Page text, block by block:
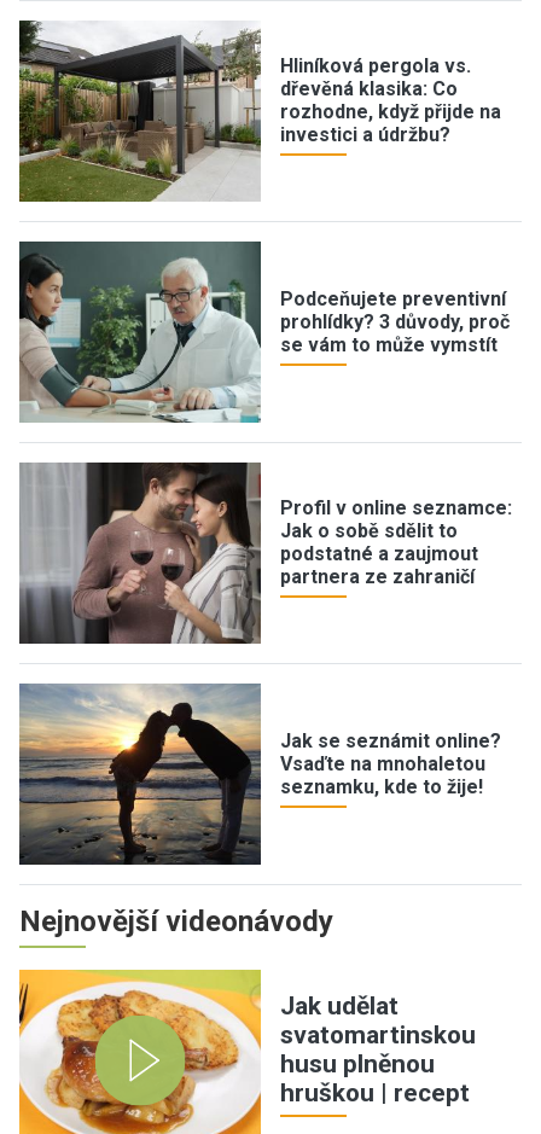
Hliníková pergola vs.
dřevěná klasika: Co
rozhodne, když přijde na
investici a údržbu?
Podceňujete preventivní
prohlídky? 3 důvody, proč
se vám to může vymstít
Profil v online seznamce:
Jak o sobě sdělit to
podstatné a zaujmout
partnera ze zahraničí
Jak se seznámit online?
Vsaďte na mnohaletou
seznamku, kde to žije!
Nejnovější videonávody
Jak udělat
svatomartinskou
husu plněnou
hruškou | recept